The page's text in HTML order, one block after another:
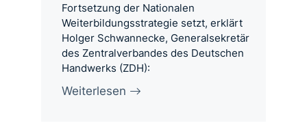
Fortsetzung der Nationalen
Weiterbildungsstrategie setzt, erklärt
Holger Schwannecke, Generalsekretär
des Zentralverbandes des Deutschen
Handwerks (ZDH):
Weiterlesen